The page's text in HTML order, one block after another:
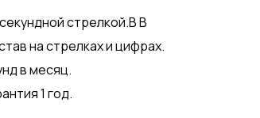
стрелкой.В В
на стрелках и цифрах.
в месяц.
1 год.